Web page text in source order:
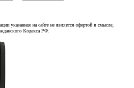
указанная на сайте не является офертой в смысле,
Кодекса РФ.